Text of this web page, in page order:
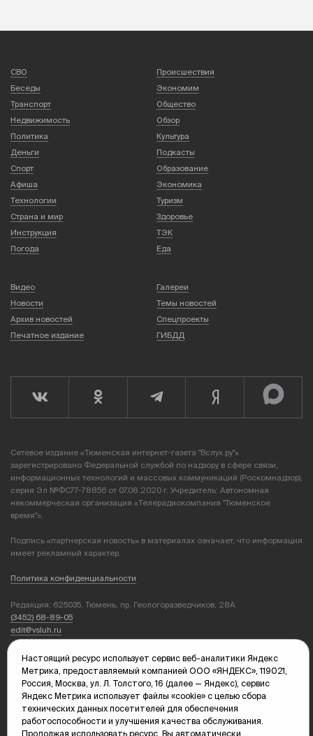
СВО
Происшествия
Беседы
Экономим
Транспорт
Общество
Недвижимость
Обзор
Политика
Культура
Деньги
Подкасты
Спорт
Образование
Афиша
Экономика
Технологии
Туризм
Страна и мир
Здоровье
Инструкция
ТЭК
Погода
Еда
Видео
Галереи
Новости
Темы новостей
Архив новостей
Спецпроекты
Печатное издание
ГИБДД
Сетевое издание «Тюменская интернет-газета "Вслух.ру"»
зарегистрировано Федеральной службой по надзору в сфере связи,
информационных технологий и массовых коммуникаций (Роскомнадзор),
серия Эл №ФС77-78856 от 07.08.2020 г. Учредитель: Автономная
некоммерческая организация «Телерадиокомпания "Тюменское
время"».
Подпись «партнерская новость» в материалах означает, что информация
имеет рекламный характер.
Политика конфиденциальности
Редакция: 625035, Тюмень, пр. Геологоразведчиков, 28А
(3452) 68-89-05
edit@vsluh.ru
Главный редактор: Панкина Т.Ю.
kika@vsluh.ru
По вопросам рекламы:
(3452) 68-89-78
kotovaev@sibinformburo.ru
mim@vsluh.ru
Настоящий ресурс использует сервис веб-аналитики Яндекс
Метрика, предоставляемый компанией ООО «ЯНДЕКС», 119021,
Россия, Москва, ул. Л. Толстого, 16 (далее — Яндекс), сервис
Яндекс Метрика использует файлы «cookie» с целью сбора
технических данных посетителей для обеспечения
работоспособности и улучшения качества обслуживания.
Продолжая использовать ресурс, Вы автоматически